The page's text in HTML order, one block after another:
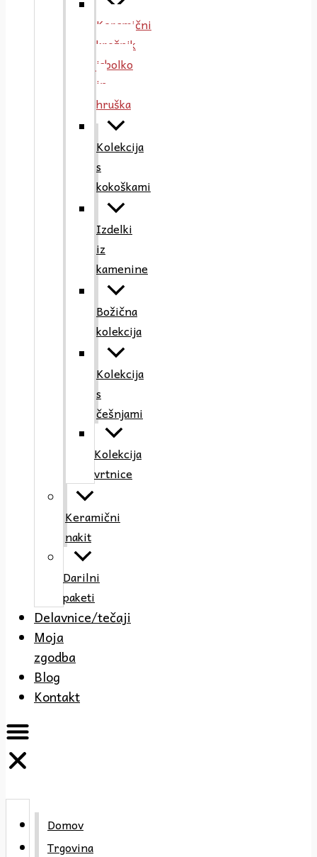
Keramični
krožnik
jabolko
in
hruška
Kolekcija
s
kokoškami
Izdelki
iz
kamenine
Božična
kolekcija
Kolekcija
s
češnjami
Kolekcija
vrtnice
Keramični
nakit
Darilni
paketi
Delavnice/tečaji
Moja
zgodba
Blog
Kontakt
Domov
Trgovina